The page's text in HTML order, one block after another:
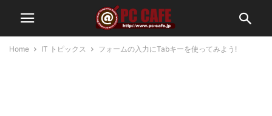
Home IT トピックス フォームの入力にTabキーを使ってみよう!